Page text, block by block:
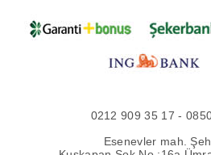
0212 909 35 17 -
Esenevler mah.